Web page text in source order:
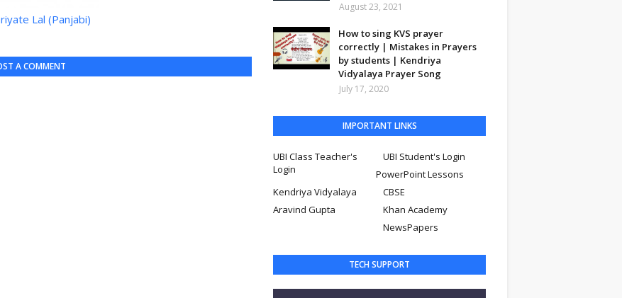
Lal (Panjabi)
A COMMENT
August 23, 2021
How to sing KVS prayer
correctly | Mistakes in Prayers
by students | Kendriya
Vidyalaya Prayer Song
July 17, 2020
IMPORTANT LINKS
UBI Class Teacher's
Login
UBI Student's Login
PowerPoint Lessons
CBSE
Kendriya Vidyalaya
Khan Academy
Aravind Gupta
NewsPapers
TECH SUPPORT